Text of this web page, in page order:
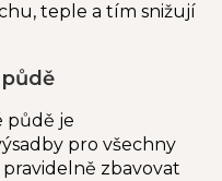
teple a tím snižují
půdě je
pro všechny
zbavovat